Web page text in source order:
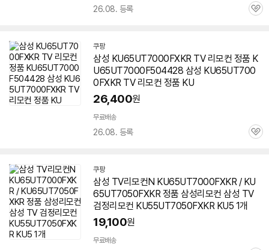
26.08. 등록
관
쿠팡
삼성 KU65UT7000FXKRTV 리모컨 정품 K
U65UT7000F504428 삼성 KU65UT700
0FXKRTV 리모컨 정품 KU
26,400원
무료배송
26.08. 등록
관
쿠팡
삼성 TV리모컨N KU65UT7000FXKR/ KU
65UT7050FXKR 정품 삼성리모컨 삼성 TV
검정리모컨 KU55UT7050FXKR KU5 1개
19,100원
무료배송